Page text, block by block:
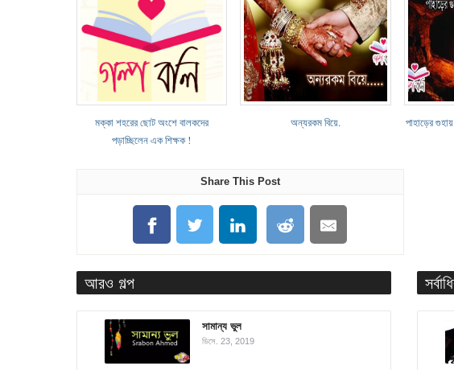
মক্কা শহরের ছোট অংশে বালকদের
পড়াচ্ছিলেন এক শিক্ষক !
অন্যরকম বিয়ে. পাহাড়ের
Share This Post
আরও গল্প
সামান্য ভুল
ডিসে. 23, 2019